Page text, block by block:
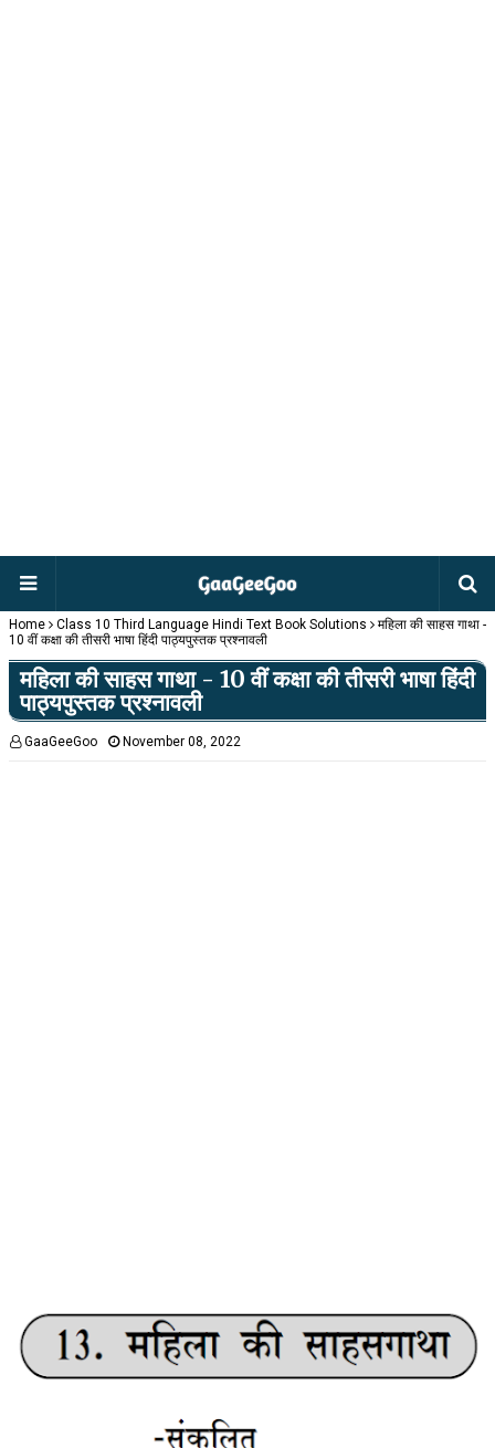
Home Class 10 Third Language Hindi Text Book Solutions
महिला की साहस गाथा -
10 वीं कक्षा की तीसरी भाषा हिंदी पाठ्यपुस्तक प्रश्नावली
महिला की साहस गाथा - 10 वीं कक्षा की तीसरी भाषा हिंदी
पाठ्यपुस्तक प्रश्नावली
GaaGeeGoo November 08, 2022